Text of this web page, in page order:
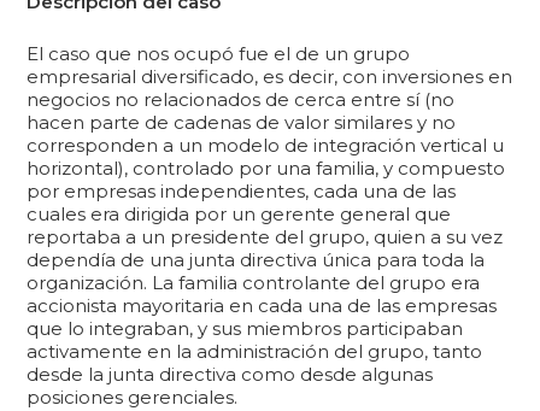
El caso que nos ocupó fue el de un grupo
empresarial diversificado, es decir, con inversiones en
negocios no relacionados de cerca entre sí (no
hacen parte de cadenas de valor similares y no
corresponden a un modelo de integración vertical u
horizontal), controlado por una familia, y compuesto
por empresas independientes, cada una de las
cuales era dirigida por un gerente general que
reportaba a un presidente del grupo, quien a su vez
dependía de una junta directiva única para toda la
organización. La familia controlante del grupo era
accionista mayoritaria en cada una de las empresas
que lo integraban, y sus miembros participaban
activamente en la administración del grupo, tanto
desde la junta directiva como desde algunas
posiciones gerenciales.